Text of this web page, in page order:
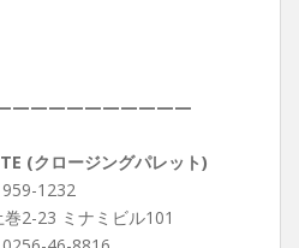
(クロージングパレット)
1232
2-23 ミナミビル101